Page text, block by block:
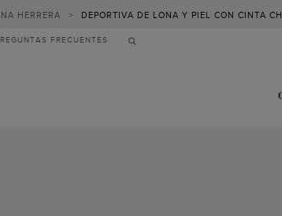
HERRERA > DEPORTIVA DE LONA Y PIEL CON CINTA CH
FRECUENTES